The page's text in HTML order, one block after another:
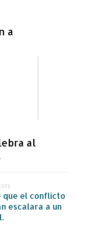
a
al
que el conflicto
escalara a un